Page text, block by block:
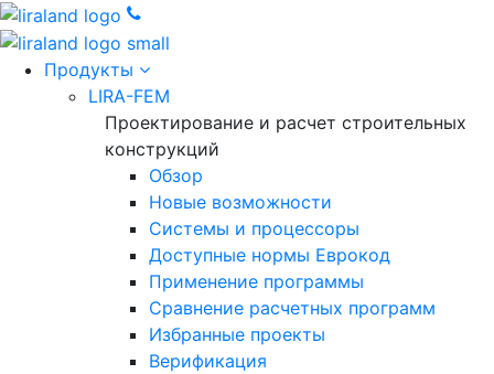
Продукты
LIRA-FEM
Проектирование и расчет строительных
конструкций
Обзор
Новые возможности
Cистемы и процессоры
Доступные нормы Еврокод
Применение программы
Сравнение расчетных программ
Избранные проекты
Верификация